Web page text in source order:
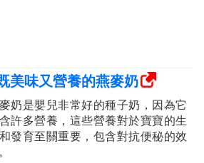
美味又營養的燕麥奶
奶是嬰兒非常好的種子奶，因為它
許多營養，這些營養對於寶寶的生
發育至關重要，包含對抗便秘的效